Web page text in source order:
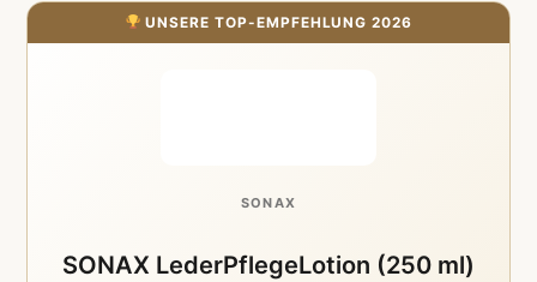
UNSERE TOP-EMPFEHLUNG 2026
SONAX
SONAX LederPflegeLotion (250 ml)